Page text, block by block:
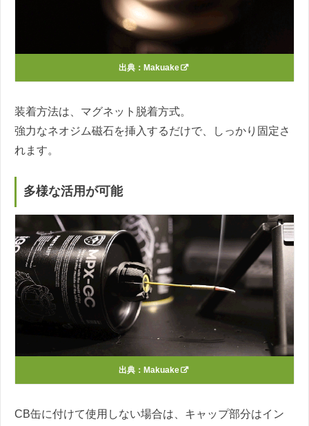
出典： Makuake
装着方法は、マグネット脱着方式。
強力なネオジム磁石を挿入するだけで、しっかり固定さ
れます。
多様な活用が可能
出典： Makuake
CB缶に付けて使用しない場合は、キャップ部分はイン